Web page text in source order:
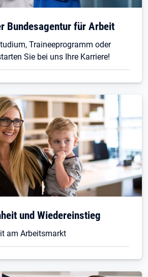
Bundesagentur für Arbeit
Traineeprogramm oder
Sie bei uns Ihre Karriere!
Tabund Wiedereinstieg
am Arbeitsmarkt